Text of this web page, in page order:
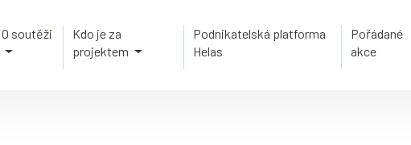
O soutěži
Kdo je za
projektem
Podnikatelská platforma
Helas
Pořádané
akce